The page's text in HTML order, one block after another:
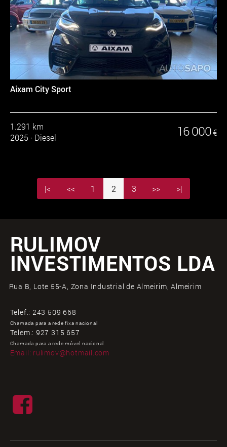
Aixam City Sport
1.291 km
2025 · Diesel 16 000 €
|< << 1 2 3 >> >|
RULIMOV
INVESTIMENTOS LDA
Rua B, Lote 55-A, Zona Industrial de Almeirim, Almeirim
Telef.: 243 509 668
Chamada para a rede fixa nacional
Telem.: 927 315 657
Chamada para a rede móvel nacional
Email: rulimov@hotmail.com